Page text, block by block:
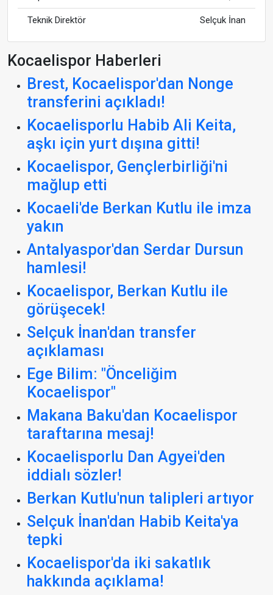
Teknik Direktör Selçuk İnan
Kocaelispor Haberleri
Brest, Kocaelispor'dan Nonge
transferini açıkladı!
Kocaelisporlu Habib Ali Keita,
aşkı için yurt dışına gitti!
Kocaelispor, Gençlerbirliği'ni
mağlup etti
Kocaeli'de Berkan Kutlu ile imza
yakın
Antalyaspor'dan Serdar Dursun
hamlesi!
Kocaelispor, Berkan Kutlu ile
görüşecek!
Selçuk İnan'dan transfer
açıklaması
Ege Bilim: "Önceliğim
Kocaelispor"
Makana Baku'dan Kocaelispor
taraftarına mesaj!
Kocaelisporlu Dan Agyei'den
iddialı sözler!
Berkan Kutlu'nun talipleri artıyor
Selçuk İnan'dan Habib Keita'ya
tepki
Kocaelispor'da iki sakatlık
hakkında açıklama!